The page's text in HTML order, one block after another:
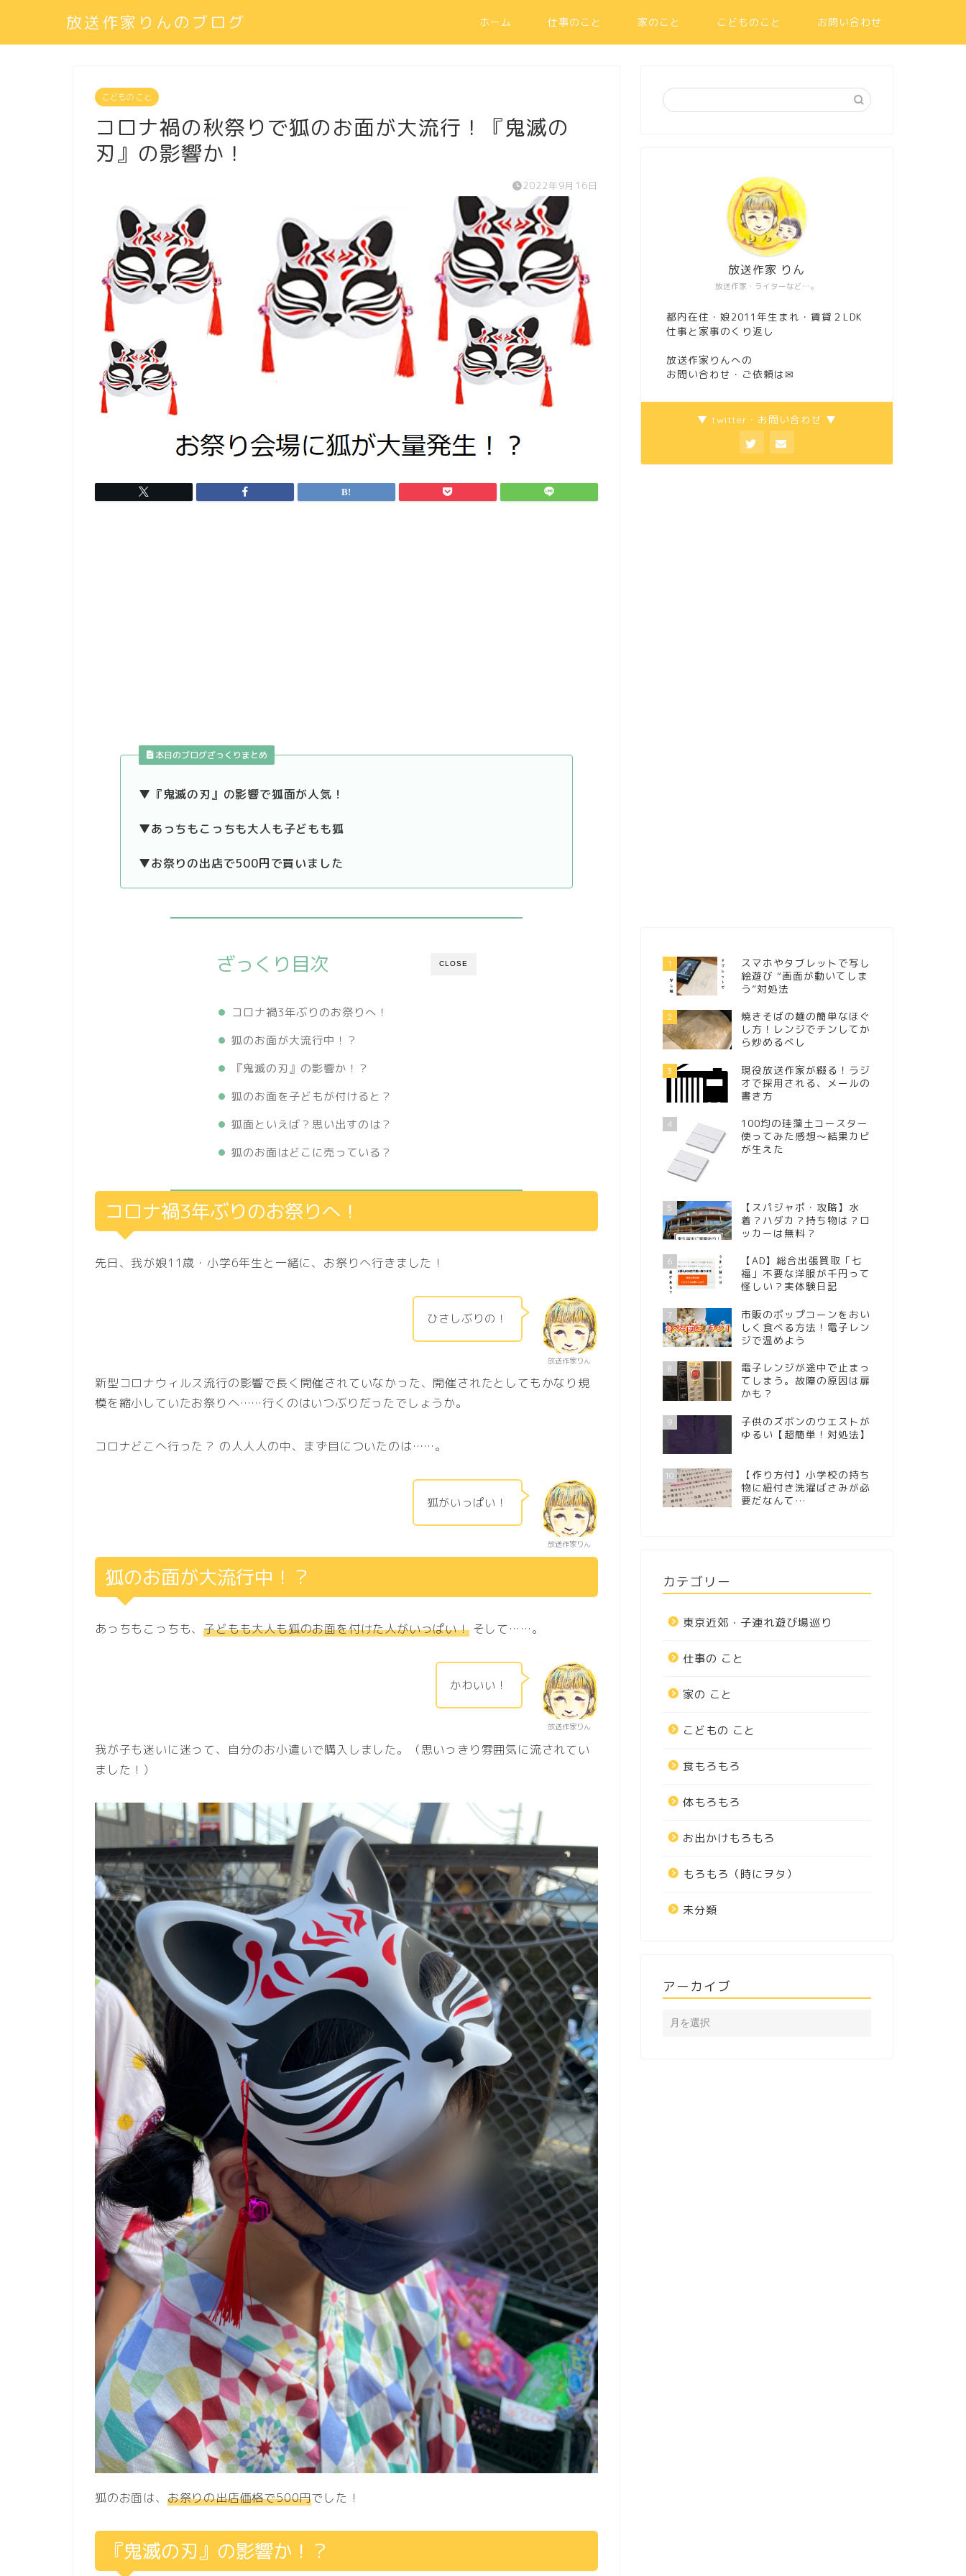
放送作家りんのブログ ホーム 仕事のこと 家のこと こどものこと お問い合わせ
こどもの こと
コロナ禍の秋祭りで狐のお面が大流行！『鬼滅の
刃』の影響か！
2022年9月16日
本日のブログざっくりまとめ
▼『鬼滅の刃』の影響で狐面が人気！
▼あっちもこっちも大人も子どもも狐
▼お祭りの出店で500円で買いました
CLOSE
ざっくり目次
コロナ禍3年ぶりのお祭りへ！
狐のお面が大流行中！？
『鬼滅の刃』の影響か！？
狐のお面を子どもが付けると？
狐面といえば？思い出すのは？
狐のお面はどこに売っている？
コロナ禍3年ぶりのお祭りへ！
先日、我が娘11歳・小学6年生と一緒に、お祭りへ行きました！
放送作家りん
ひさしぶりの！
新型コロナウィルス流行の影響で長く開催されていなかった、開催されたとしてもかなり規
模を縮小していたお祭りへ……行くのはいつぶりだったでしょうか。
コロナどこへ行った？ の人人人の中、まず目についたのは……。
放送作家りん
狐がいっぱい！
狐のお面が大流行中！？
あっちもこっちも、子どもも大人も狐のお面を付けた人がいっぱい！そして……。
放送作家りん
かわいい！
我が子も迷いに迷って、自分のお小遣いで購入しました。（思いっきり雰囲気に流されてい
ました！）
狐のお面は、 お祭りの出店価格で500円でした！
『鬼滅の刃』の影響か！？
放送作家・ライターなど…。
放送作家 りん
都内在住・娘2011年生まれ・賃貸２LDK
仕事と家事のくり返し
放送作家りんへの
お問い合わせ・ご依頼は ✉
▼ twitter・お問い合わせ ▼
1
スマホやタブレットで写し
絵遊び “画面が動いてしま
う”対処法
2
焼きそばの麺の簡単なほぐ
し方！レンジでチンしてか
ら炒めるべし
3
現役放送作家が綴る！ラジ
オで採用される、メールの
書き方
4
100均の珪藻土コースター
使ってみた感想～結果カビ
が生えた
5
【スパジャポ・攻略】水
着？ハダカ？持ち物は？ロ
ッカーは無料？
6
【AD】総合出張買取「七
福」不要な洋服が千円って
怪しい？実体験日記
7
市販のポップコーンをおい
しく食べる方法！電子レン
ジで温めよう
8
電子レンジが途中で止まっ
てしまう。故障の原因は扉
かも？
9
子供のズボンのウエストが
ゆるい【超簡単！対処法】
10
【作り方付】小学校の持ち
物に紐付き洗濯ばさみが必
要だなんて…
カテゴリー
東京近郊・子連れ遊び場巡り
仕事の こと
家の こと
こどもの こと
食もろもろ
体もろもろ
お出かけもろもろ
もろもろ（時にヲタ）
未分類
アーカイブ